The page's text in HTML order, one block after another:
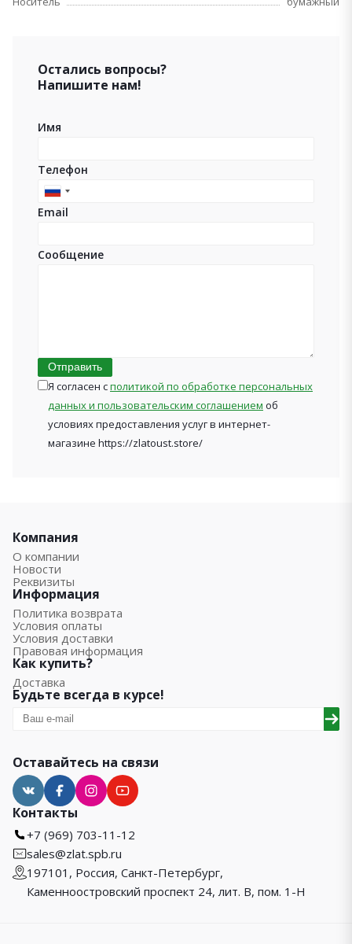
Остались вопросы?
Напишите нам!
Имя
Телефон
Russia
+7
Email
Сообщение
Отправить
Я согласен сполитикой по обработке персональных
данных и пользовательским соглашением об
условиях предоставления услуг в интернет-
магазине https://zlatoust.store/
Компания
О компании
Новости
Реквизиты
Информация
Политика возврата
Условия оплаты
Условия доставки
Правовая информация
Как купить?
Доставка
Будьте всегда в курсе!
Оставайтесь на связи
Контакты
+7 (969) 703-11-12
sales@zlat.spb.ru
197101, Россия, Санкт-Петербург,
Каменноостровский проспект 24, лит. В, пом. 1-Н